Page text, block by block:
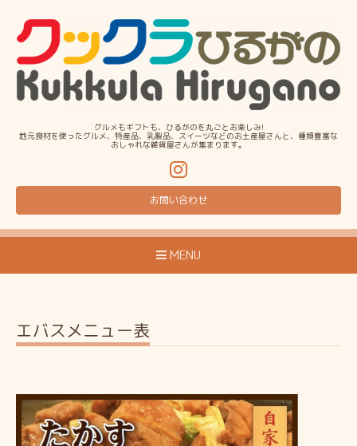
グルメもギフトも、ひるがのを丸ごとお楽しみ!
地元食材を使ったグルメ、特産品、乳製品、スイーツなどのお土産屋さんと、種類豊富な
おしゃれな雑貨屋さんが集まります。
お問い合わせ
MENU
エバスメニュー表